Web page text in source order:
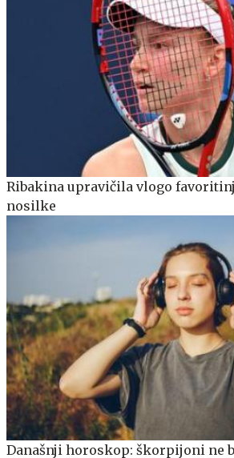
Ribakina upravičila vlogo
nosilke
Današnji horoskop: škorpijoni ne